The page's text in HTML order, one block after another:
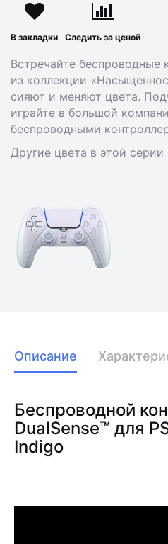
В закладки Следить за ценой
Встречайте беспроводные
из коллекции
сияют и меняют цвета.
играйте в большой
беспроводными
Другие цвета в этой серии
Описание
Беспроводной
DualSense™ для
Indigo